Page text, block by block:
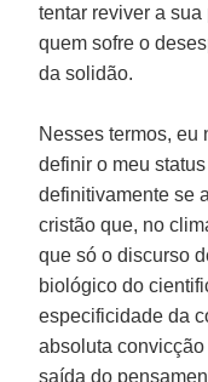
tentar reviver a
quem sofre o
da solidão.
Nesses termos, eu
definir o meu
definitivamente se
cristão que, no
que só o discurso
biológico do
especificidade da
absoluta
saída do